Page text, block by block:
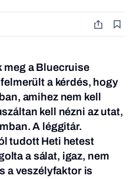
meg a Bluecruise
a kérdés, hogy
amihez nem kell
kell nézni az utat,
A léggitár.
tudott Heti hetest
a sálat, igaz, nem
a veszélyfaktor is